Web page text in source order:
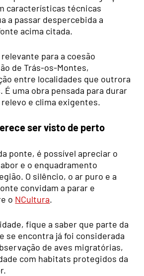
características técnicas
a passar despercebida a
acima citada.
para a coesão
de Trás-os-Montes,
entre localidades que outrora
É uma obra pensada para durar
e clima exigentes.
ser visto de perto
ponte, é possível apreciar o
e o enquadramento
O silêncio, o ar puro e a
convidam a parar e
o NCultura.
fique a saber que parte da
se encontra já foi considerada
de aves migratórias,
com habitats protegidos da